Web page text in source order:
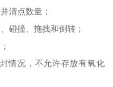
清点数量；
碰撞、拖拽和倒转；
情况，不允许存放有氧化